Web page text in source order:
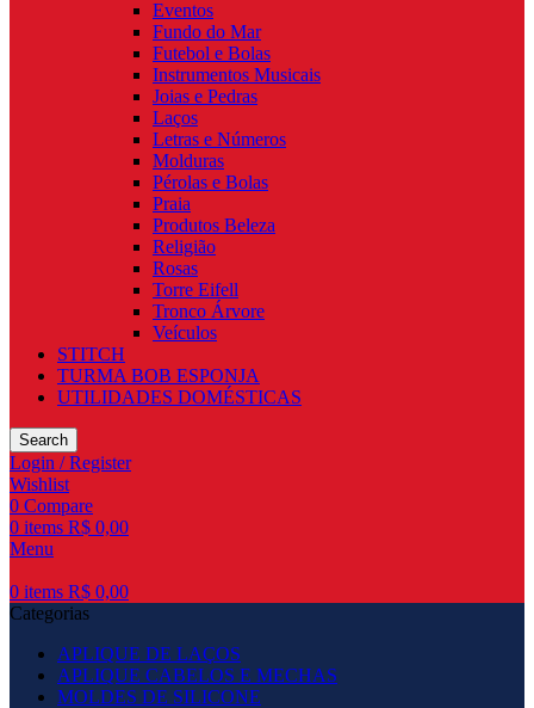
Eventos
Fundo do Mar
Futebol e Bolas
Instrumentos Musicais
Joias e Pedras
Laços
Letras e Números
Molduras
Pérolas e Bolas
Praia
Produtos Beleza
Religião
Rosas
Torre Eifell
Tronco Árvore
Veículos
STITCH
TURMA BOB ESPONJA
UTILIDADES DOMÉSTICAS
Search
Login / Register
Wishlist
0 Compare
0 items R$ 0,00
Menu
0 items R$ 0,00
Categorias
APLIQUE DE LAÇOS
APLIQUE CABELOS E MECHAS
MOLDES DE SILICONE